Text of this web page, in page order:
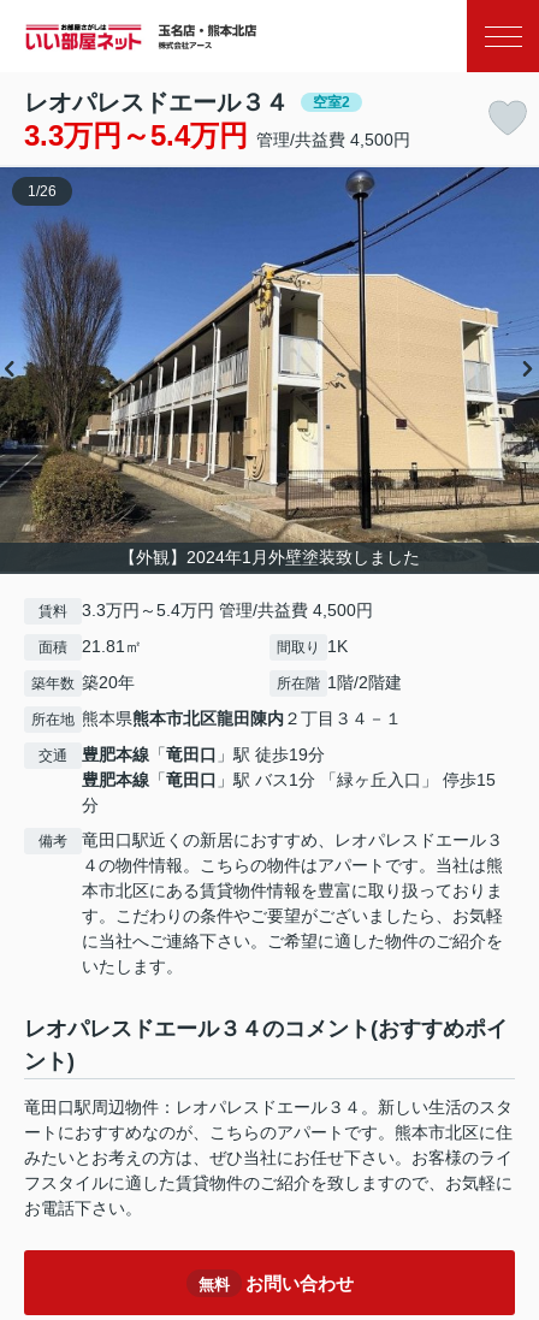
レオパレスドエール３４ 空室2
3.3万円～5.4万円 管理/共益費 4,500円
【外観】2024年1月外壁塗装致しました
1 /26
賃料 3.3万円～5.4万円 管理/共益費 4,500円
面積 21.81㎡ 間取り 1K
築年数 築20年 所在階 1階/2階建
所在地 熊本県熊本市北区龍田陳内２丁目３４－１
交通 豊肥本線 「竜田口 」駅 徒歩19分
豊肥本線 「竜田口 」駅 バス1分 「緑ヶ丘入口」 停歩15
分
備考
竜田口駅近くの新居におすすめ、レオパレスドエール３
４の物件情報。こちらの物件はアパートです。当社は熊
本市北区にある賃貸物件情報を豊富に取り扱っておりま
す。こだわりの条件やご要望がございましたら、お気軽
に当社へご連絡下さい。ご希望に適した物件のご紹介を
いたします。
レオパレスドエール３４のコメント(おすすめポイ
ント)
竜田口駅周辺物件：レオパレスドエール３４。新しい生活のスタ
ートにおすすめなのが、こちらのアパートです。熊本市北区に住
みたいとお考えの方は、ぜひ当社にお任せ下さい。お客様のライ
フスタイルに適した賃貸物件のご紹介を致しますので、お気軽に
お電話下さい。
無料 お問い合わせ